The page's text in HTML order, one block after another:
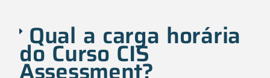
Qual a carga horária
do Curso CIS